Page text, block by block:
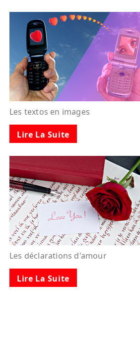
Les textos en images
Lire La Suite
Les déclarations d'amour
Lire La Suite